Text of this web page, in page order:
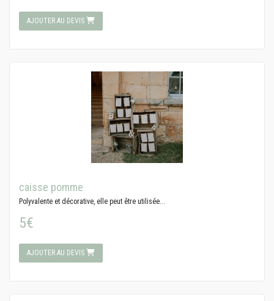
AJOUTER AU DEVIS
caisse pomme
Polyvalente et décorative, elle peut être utilisée...
5€
AJOUTER AU DEVIS